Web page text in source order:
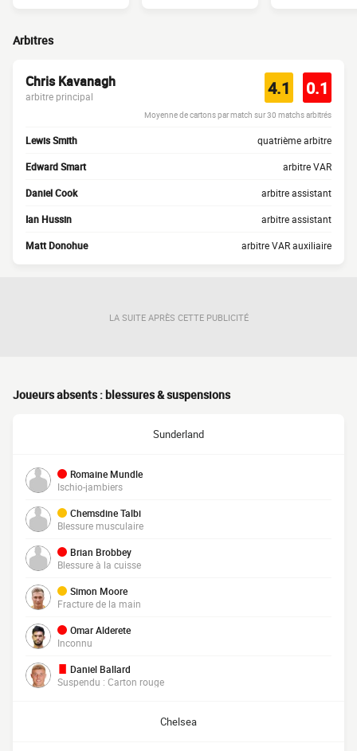
Arbitres
Chris Kavanagh
arbitre principal 4.1 0.1
Moyenne de cartons par match sur 30 matchs arbitrés
Lewis Smith quatrième arbitre
Edward Smart arbitre VAR
Daniel Cook arbitre assistant
Ian Hussin arbitre assistant
Matt Donohue arbitre VAR auxiliaire
LA SUITE APRÈS CETTE PUBLICITÉ
Joueurs absents : blessures & suspensions
Sunderland
Romaine Mundle
Ischio-jambiers
Chemsdine Talbi
Blessure musculaire
Brian Brobbey
Blessure à la cuisse
Simon Moore
Fracture de la main
Omar Alderete
Inconnu
Daniel Ballard
Suspendu : Carton rouge
Chelsea